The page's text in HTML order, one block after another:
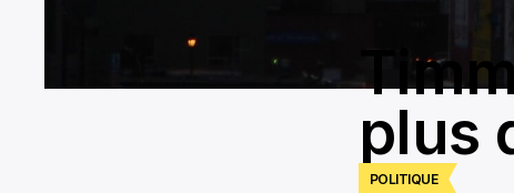
POLITIQUE
plus